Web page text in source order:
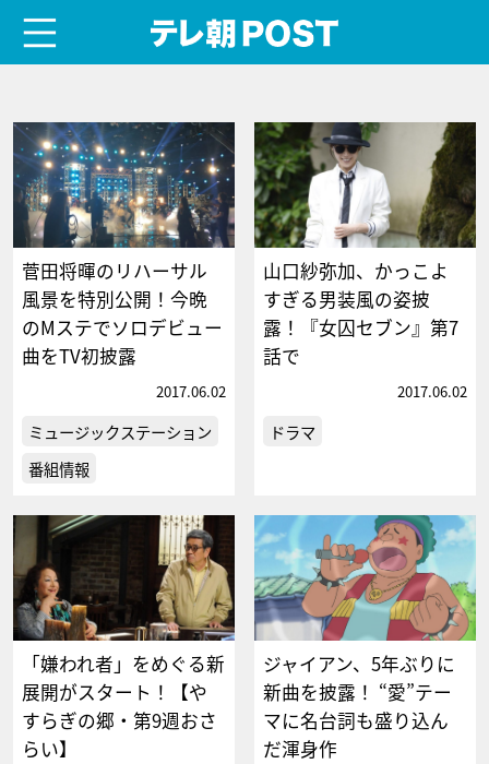
菅田将暉のリハーサル
風景を特別公開！今晩
のMステでソロデビュー
曲をTV初披露
2017.06.02
ミュージックステーション
番組情報
山口紗弥加、かっこよ
すぎる男装風の姿披
露！『女囚セブン』第7
話で
2017.06.02
ドラマ
「嫌われ者」をめぐる新
展開がスタート！【や
すらぎの郷・第9週おさ
らい】
ジャイアン、5年ぶりに
新曲を披露！ “愛”テー
マに名台詞も盛り込ん
だ渾身作